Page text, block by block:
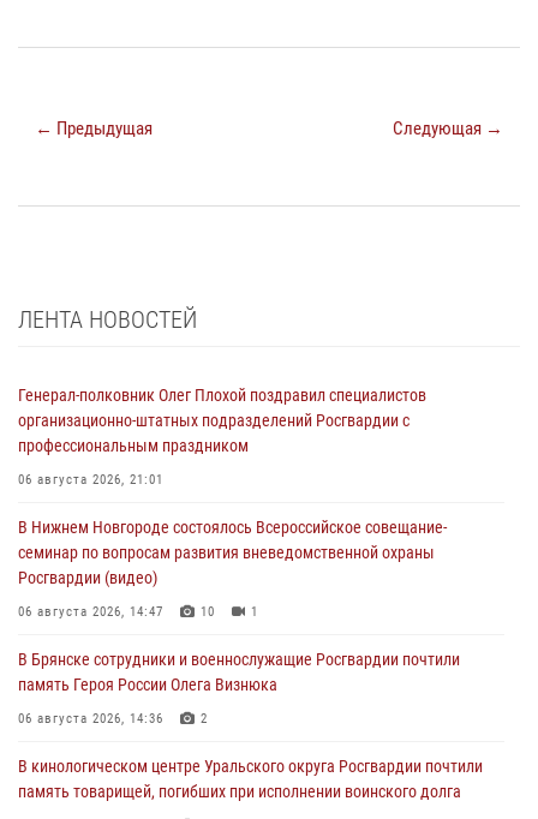
← Предыдущая Следующая →
ЛЕНТА НОВОСТЕЙ
Генерал-полковник Олег Плохой поздравил специалистов
организационно-штатных подразделений Росгвардии с
профессиональным праздником
06 августа 2026, 21:01
В Нижнем Новгороде состоялось Всероссийское совещание-
семинар по вопросам развития вневедомственной охраны
Росгвардии (видео)
06 августа 2026, 14:47 10 1
В Брянске сотрудники и военнослужащие Росгвардии почтили
память Героя России Олега Визнюка
06 августа 2026, 14:36 2
В кинологическом центре Уральского округа Росгвардии почтили
память товарищей, погибших при исполнении воинского долга